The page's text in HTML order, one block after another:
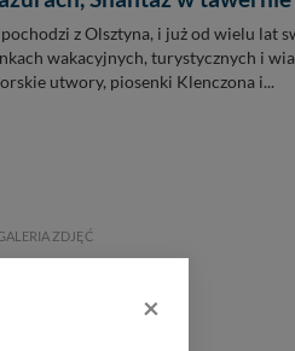
pochodzi z Olsztyna, i już od wielu lat
wakacyjnych, turystycznych i
utwory, piosenki Klenczona i...
ZDJĘĆ
×